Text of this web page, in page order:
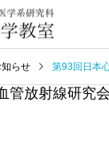
知らせ 第93回日本心臓
管放射線研究